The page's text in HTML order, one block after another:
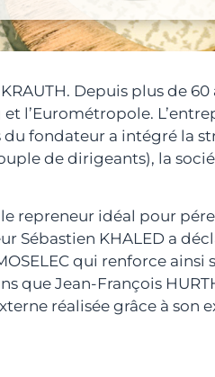
Depuis plus de 60
l’Eurométropole.
du fondateur a intégré la
de dirigeants), la
le repreneur idéal pour
Sébastien KHALED a
qui renforce ainsi
que Jean-François
réalisée grâce à son